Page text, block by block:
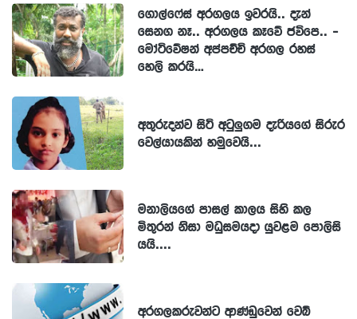
ගොල්ෆේස් අරගලය ඉවරයි.. දැන්
සෙනග නෑ.. අරගලය කෑවේ ජවිපෙ.. -
මෝටිවේෂන් අප්පච්චි අරගල රහස්
හෙලි කරයි…
අතුරුදන්ව සිටි අටුලුගම දැරියගේ සිරුර
වෙල්යායකින් හමුවෙයි...
මනාලියගේ පාසල් කාලය සිහි කල
මිතුරන් නිසා මධුසමයදා යුවළම පොලිසි
යයි....
අරගලකරුවන්ට ආණ්ඩුවෙන් වෙබ්